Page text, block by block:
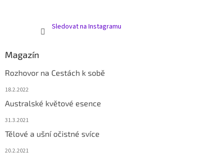
Sledovat na Instagramu
Magazín
Rozhovor na Cestách k sobě
18.2.2022
Australské květové esence
31.3.2021
Tělové a ušní očistné svíce
20.2.2021